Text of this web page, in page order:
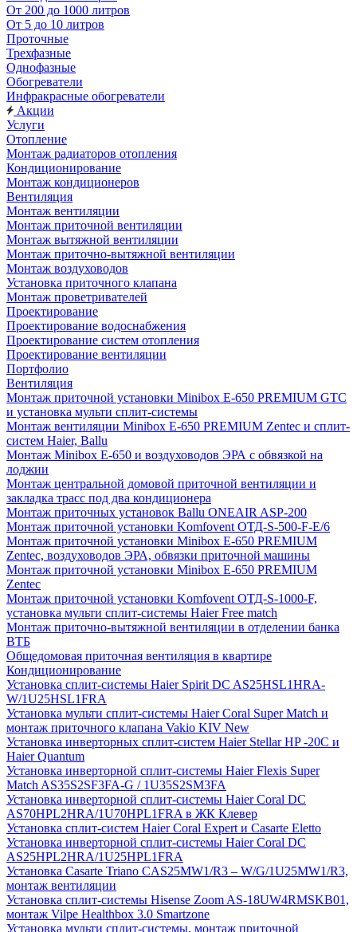
От 200 до 1000 литров
От 5 до 10 литров
Проточные
Трехфазные
Однофазные
Обогреватели
Инфракрасные обогреватели
Акции
Услуги
Отопление
Монтаж радиаторов отопления
Кондиционирование
Монтаж кондиционеров
Вентиляция
Монтаж вентиляции
Монтаж приточной вентиляции
Монтаж вытяжной вентиляции
Монтаж приточно-вытяжной вентиляции
Монтаж воздуховодов
Установка приточного клапана
Монтаж проветривателей
Проектирование
Проектирование водоснабжения
Проектирование систем отопления
Проектирование вентиляции
Портфолио
Вентиляция
Монтаж приточной установки Minibox E-650 PREMIUM GTC
и установка мульти сплит-системы
Монтаж вентиляции Minibox E-650 PREMIUM Zentec и сплит-
систем Haier, Ballu
Монтаж Minibox E-650 и воздуховодов ЭРА с обвязкой на
лоджии
Монтаж центральной домовой приточной вентиляции и
закладка трасс под два кондиционера
Монтаж приточных установок Ballu ONEAIR ASP-200
Монтаж приточной установки Komfovent ОТД-S-500-F-E/6
Монтаж приточной установки Minibox E-650 PREMIUM
Zentec, воздуховодов ЭРА, обвязки приточной машины
Монтаж приточной установки Minibox E-650 PREMIUM
Zentec
Монтаж приточной установки Komfovent ОТД-S-1000-F,
установка мульти сплит-системы Haier Free match
Монтаж приточно-вытяжной вентиляции в отделении банка
ВТБ
Общедомовая приточная вентиляция в квартире
Кондиционирование
Установка сплит-системы Haier Spirit DC AS25HSL1HRA-
W/1U25HSL1FRA
Установка мульти сплит-системы Haier Coral Super Match и
монтаж приточного клапана Vakio KIV New
Установка инверторных сплит-систем Haier Stellar HP -20С и
Haier Quantum
Установка инверторной сплит-системы Haier Flexis Super
Match AS35S2SF3FA-G / 1U35S2SM3FA
Установка инверторной сплит-системы Haier Coral DC
AS70HPL2HRA/1U70HPL1FRA в ЖК Клевер
Установка сплит-систем Haier Coral Expert и Casarte Eletto
Установка инверторной сплит-системы Haier Coral DC
AS25HPL2HRA/1U25HPL1FRA
Установка Casarte Triano CAS25MW1/R3 – W/G/1U25MW1/R3,
монтаж вентиляции
Установка сплит-системы Hisense Zoom AS-18UW4RMSKB01,
монтаж Vilpe Healthbox 3.0 Smartzone
Установка мульти сплит-системы, монтаж приточной